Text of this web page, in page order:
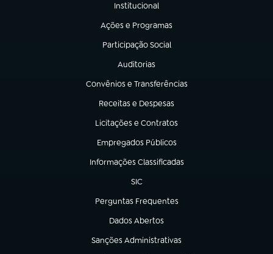
Institucional
(abre em nova aba)
Ações e Programas
(abre em nova aba)
Participação Social
(abre em nova aba)
Auditorias
(abre em nova aba)
Convênios e Transferências
(abre em nova aba)
Receitas e Despesas
(abre em nova aba)
Licitações e Contratos
(abre em nova aba)
Empregados Públicos
(abre em nova aba)
Informações Classificadas
(abre em nova aba)
SIC
(abre em nova aba)
Perguntas Frequentes
(abre em nova aba)
Dados Abertos
(abre em nova aba)
Sanções Administrativas
(abre em nova aba)